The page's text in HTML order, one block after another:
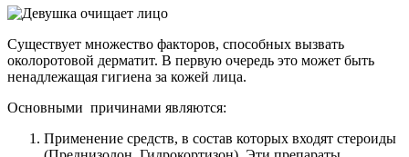
Существует множество факторов, способных вызвать
околоротовой дерматит. В первую очередь это может быть
ненадлежащая гигиена за кожей лица.
Основными причинами являются:
Применение средств, в состав которых входят стероиды